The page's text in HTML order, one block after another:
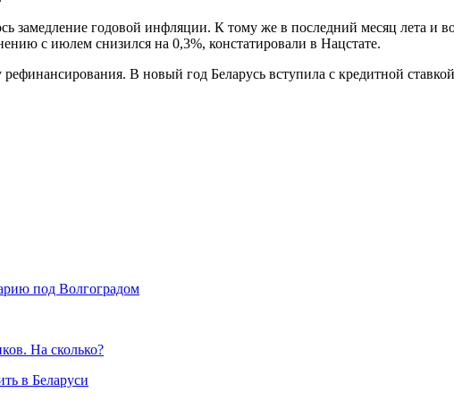
замедление годовой инфляции. К тому же в последний месяц лета и
с июлем снизился на 0,3%, констатировали в Нацстате.
В новый год Беларусь вступила с кредитной
под Волгоградом
На сколько?
в Беларуси